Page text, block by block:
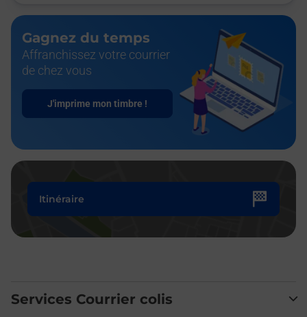
Gagnez du temps
Affranchissez votre courrier
de chez vous
J'imprime mon timbre !
Itinéraire
Services Courrier colis